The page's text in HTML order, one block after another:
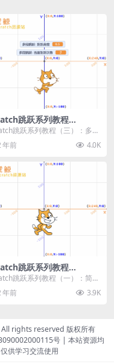
跳跃系列教程
）：多段跳跃
跳跃系列教程（三）：多段
作者：小虎鲸Scratch资源站
年前 4.0K
跳跃系列教程
）：简单跳跃
跳跃系列教程（一）：简单
作者：小虎鲸Scratch资源站
年前 3.9K
rights reserved 版权所有
号| 本站资源均
供学习交流使用